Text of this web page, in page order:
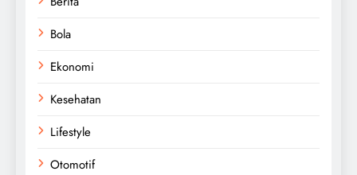
Bola
Ekonomi
Kesehatan
Lifestyle
Otomotif